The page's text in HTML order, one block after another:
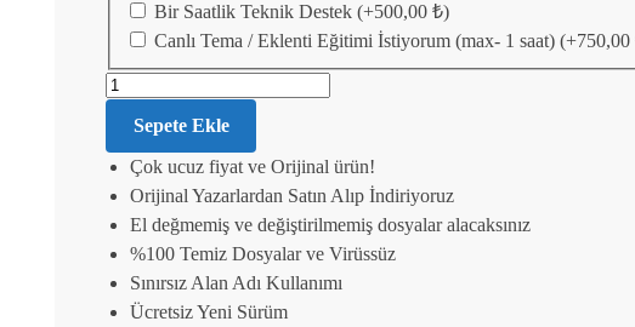
Bir Saatlik Teknik Destek (+500,00 ₺)
Canlı Tema / Eklenti Eğitimi İstiyorum (max- 1 saat) (+750,00
Sepete Ekle
Çok ucuz fiyat ve Orijinal ürün!
Orijinal Yazarlardan Satın Alıp İndiriyoruz
El değmemiş ve değiştirilmemiş dosyalar alacaksınız
%100 Temiz Dosyalar ve Virüssüz
Sınırsız Alan Adı Kullanımı
Ücretsiz Yeni Sürüm